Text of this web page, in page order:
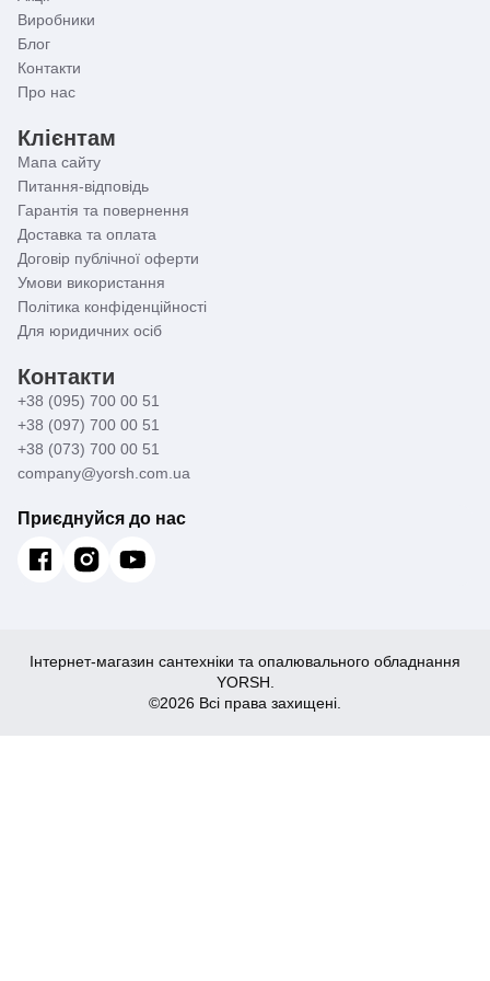
кімнату! Купіть штору у ванну кімнату Zerix SCT-006 у
нас і насолоджуйтеся поєднанням стилю та
функціональності. Замовте шторку для ванної сьогодні
і переконайтеся, що вона зберігає свій вигляд і якість
на довгий час. Купіть штору у ванну та зробіть вашу
ванну кімнату стильною та затишною, як на сторінках
Виробники
Блог
Контакти
Про нас
Клієнтам
Мапа сайту
Питання-відповідь
Гарантія та повернення
Доставка та оплата
Договір публічної оферти
Умови використання
Політика конфіденційності
Для юридичних осіб
Контакти
+38 (095) 700 00 51
+38 (097) 700 00 51
+38 (073) 700 00 51
company@yorsh.com.ua
Приєднуйся до нас
Інтернет-магазин сантехніки та опалювального обладнання
YORSH.
©2026 Всі права захищені.